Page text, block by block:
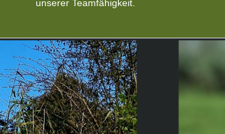
unserer Teamfähigkeit.